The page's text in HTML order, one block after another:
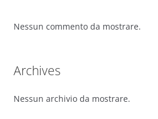
Nessun commento da mostrare.
Archives
Nessun archivio da mostrare.